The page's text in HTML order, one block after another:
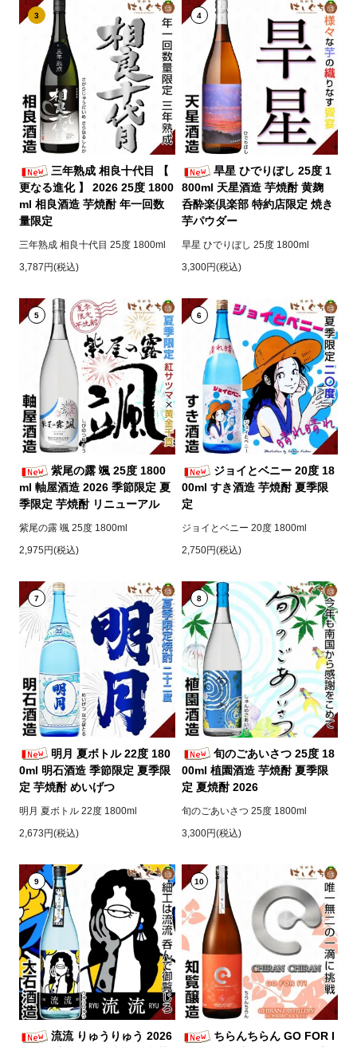
3
三年熟成 相良十代目 【
更なる進化 】 2026 25度 1800
ml 相良酒造 芋焼酎 年一回数
量限定
三年熟成 相良十代目 25度 1800ml
3,787円(税込)
4
旱星 ひでりぼし 25度 1
800ml 天星酒造 芋焼酎 黄麹
呑酔楽倶楽部 特約店限定 焼き
芋パウダー
旱星 ひでりぼし 25度 1800ml
3,300円(税込)
5
紫尾の露 颯 25度 1800
ml 軸屋酒造 2026 季節限定 夏
季限定 芋焼酎 リニューアル
紫尾の露 颯 25度 1800ml
2,975円(税込)
6
ジョイとベニー 20度 18
00ml すき酒造 芋焼酎 夏季限
定
ジョイとベニー 20度 1800ml
2,750円(税込)
7
明月 夏ボトル 22度 180
0ml 明石酒造 季節限定 夏季限
定 芋焼酎 めいげつ
明月 夏ボトル 22度 1800ml
2,673円(税込)
8
旬のごあいさつ 25度 18
00ml 植園酒造 芋焼酎 夏季限
定 夏焼酎 2026
旬のごあいさつ 25度 1800ml
3,300円(税込)
9
流流 りゅうりゅう 2026
10
ちらんちらん GO FOR I